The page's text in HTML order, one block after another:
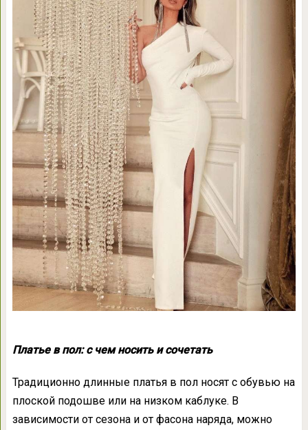
Платье в пол: с чем носить и сочетать
Традиционно длинные платья в пол носят с обувью на
плоской подошве или на низком каблуке. В
зависимости от сезона и от фасона наряда, можно